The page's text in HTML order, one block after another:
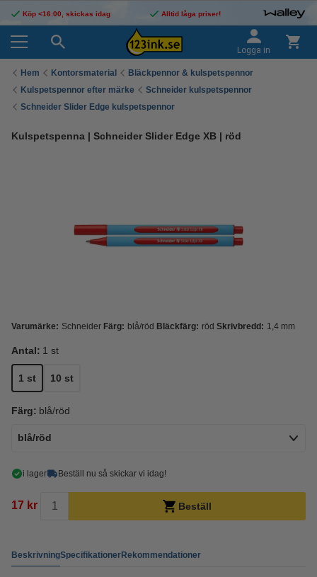
Köp <16:00, skickas idag Alltid låga priser!
Logga in
Hem Kontorsmaterial
Bläckpennor & kulspetspennor
Kulspetspennor efter märke
Schneider kulspetspennor
Schneider Slider Edge kulspetspennor
Kulspetspenna | Schneider Slider Edge XB | röd
Varumärke: Schneider Färg: blå/röd Bläckfärg: röd Skrivbredd: 1,4 mm
Antal: 1 st
1 st 10 st
Färg: blå/röd
blå/röd
i lager Beställ nu så skickar vi idag!
17 kr Beställ
BeskrivningSpecifikationerRekommendationer